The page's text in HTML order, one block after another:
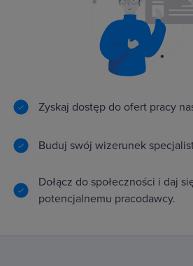
Zyskaj dostęp do ofert pracy
Buduj swój wizerunek
Dołącz do społeczności i daj
potencjalnemu pracodawcy.